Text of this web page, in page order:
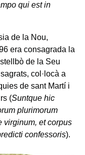
qui est in
de la Nou,
era consagrada la
de la Seu
col·locà a
de sant Martí i
(Suntque hic
plurimorum
virginum, et corpus
confessoris).